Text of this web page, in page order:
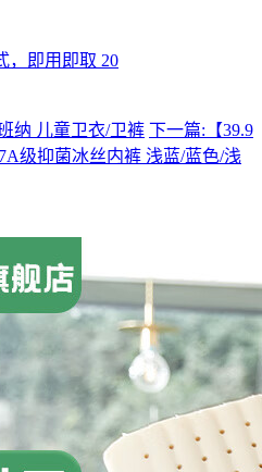
，即用即取 20
纳 儿童卫衣/卫裤 下一篇: 【39.9
级抑菌冰丝内裤 浅蓝/蓝色/浅